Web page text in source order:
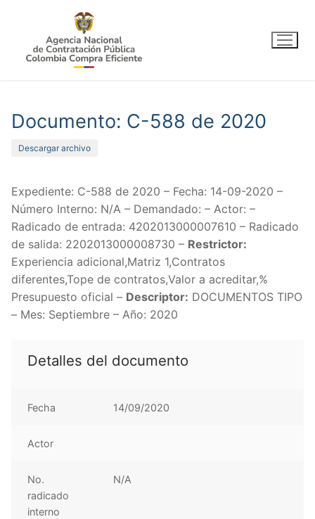
contenido
Documento: C-588 de 2020
Descargar archivo
Expediente: C-588 de 2020 – Fecha: 14-09-2020 –
Número Interno: N/A – Demandado: – Actor: –
Radicado de entrada: 4202013000007610 – Radicado
de salida: 2202013000008730 – Restrictor:
Experiencia adicional,Matriz 1,Contratos
diferentes,Tope de contratos,Valor a acreditar,%
Presupuesto oficial – Descriptor: DOCUMENTOS TIPO
– Mes: Septiembre – Año: 2020
Detalles del documento
Fecha 14/09/2020
Actor
No.
radicado
interno
N/A